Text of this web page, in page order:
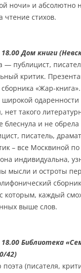
ночи» и абсолютно
чтение стихов.
Дом книги
— публицист,
критик.
«Жар-
одаренности
нет такого
и не обрела
писатель,
– все Москвиной
индивидуальна,
мысли и остроты
которым, каждый
выше слов.
Библиотека
42)
(писателя,